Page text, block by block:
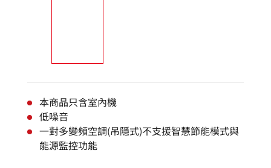
本商品只含室內機
低噪音
一對多變頻空調(吊隱式)不支援智慧節能模式與
能源監控功能